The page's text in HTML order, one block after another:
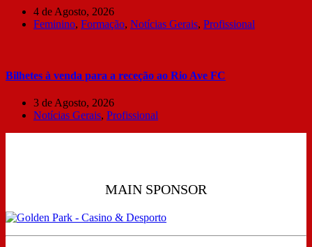
4 de Agosto, 2026
Feminino, Formação, Notícias Gerais, Profissional
Bilhetes à venda para a receção ao Rio Ave FC
3 de Agosto, 2026
Notícias Gerais, Profissional
MAIN SPONSOR